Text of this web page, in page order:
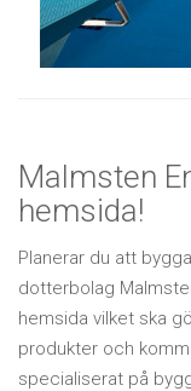
Malmsten
hemsida!
Planerar du att
dotterbolag
hemsida vilket ska
produkter och
specialiserat på